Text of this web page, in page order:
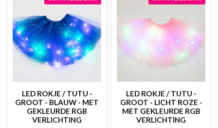
LED ROKJE / TUTU -
GROOT - BLAUW - MET
GEKLEURDE RGB
VERLICHTING
LED ROKJE / TUTU -
GROOT - LICHT ROZE -
MET GEKLEURDE RGB
VERLICHTING